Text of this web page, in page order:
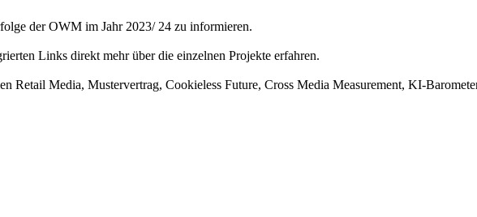
der OWM im Jahr 2023/ 24 zu informieren.
Links direkt mehr über die einzelnen Projekte erfahren.
Retail Media, Mustervertrag, Cookieless Future, Cross Media Measurement, KI-